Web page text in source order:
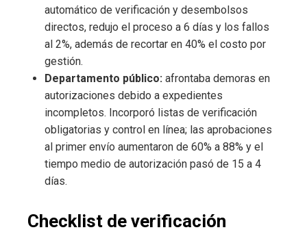
automático de verificación y desembolsos
directos, redujo el proceso a 6 días y los fallos
al 2%, además de recortar en 40% el costo por
gestión.
Departamento público: afrontaba demoras en
autorizaciones debido a expedientes
incompletos. Incorporó listas de verificación
obligatorias y control en línea; las aprobaciones
al primer envío aumentaron de 60% a 88% y el
tiempo medio de autorización pasó de 15 a 4
días.
Checklist de verificación